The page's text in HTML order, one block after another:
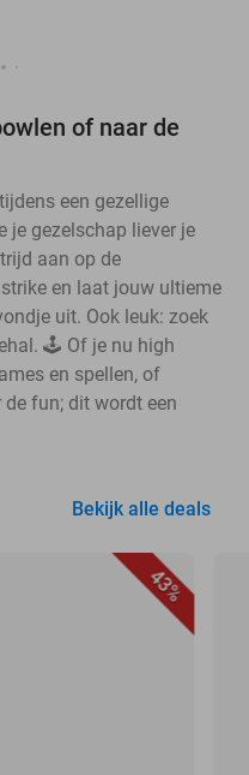
of naar de
een gezellige
je gezelschap liever je
aan op de
en laat jouw ultieme
uit. Ook leuk: zoek
🕹️ Of je nu high
en spellen, of
fun; dit wordt een
Bekijk alle deals
43%